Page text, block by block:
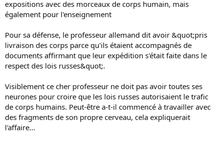
les greffes. Des livraisons douteuses analogues avaient été révélées, en
2002, dans l’usine du Kirghizstan. Gunther von Hagens avait alors
depuis. Cette fois, l’&quot;artiste&quot; a assuré qu’il ferait
prochainement une déclaration, après s’être renseigné en Chine.
expositions avec des morceaux de corps humain, mais
également pour l'enseignement
Pour sa défense, le professeur allemand dit avoir &quot;pris
livraison des corps parce qu'ils étaient accompagnés de
documents affirmant que leur expédition s'était faite dans le
respect des lois russes&quot;.
Visiblement ce cher professeur ne doit pas avoir toutes ses
neurones pour croire que les lois russes autorisaient le trafic
de corps humains. Peut-être a-t-il commencé à travailler avec
des fragments de son propre cerveau, cela expliquerait
l'affaire...